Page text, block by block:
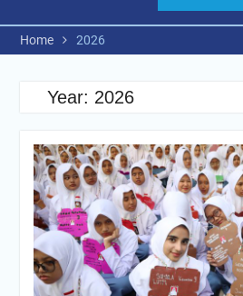
Home 2026
Year: 2026